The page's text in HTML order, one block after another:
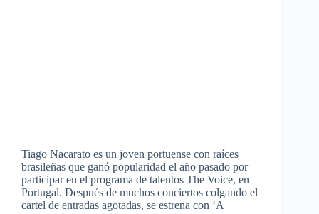
Tiago Nacarato es un joven portuense con raíces
brasileñas que ganó popularidad el año pasado por
participar en el programa de talentos The Voice, en
Portugal. Después de muchos conciertos colgando el
cartel de entradas agotadas, se estrena con ‘A